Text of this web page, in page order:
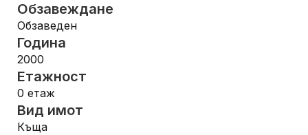
Обзавеждане
Обзаведен
Година
2000
Етажност
0 етаж
Вид имот
Къща